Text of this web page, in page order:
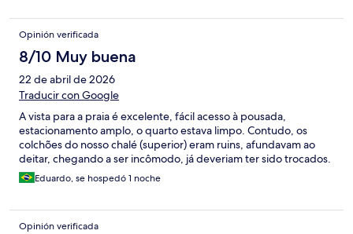
Opinión verificada
8/10 Muy buena
22 de abril de 2026
Traducir con Google
A vista para a praia é excelente, fácil acesso à pousada,
estacionamento amplo, o quarto estava limpo. Contudo, os
colchões do nosso chalé (superior) eram ruins, afundavam ao
deitar, chegando a ser incômodo, já deveriam ter sido trocados.
Eduardo, se hospedó 1 noche
Opinión verificada